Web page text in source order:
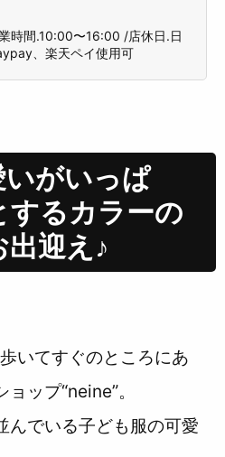
時間.10:00〜16:00 /店休日.日
、楽天ペイ使用可
いがいっぱ
するカラーの
迎え♪
いてすぐのところにあ
ップ“neine”。
んでいる子ども服の可愛